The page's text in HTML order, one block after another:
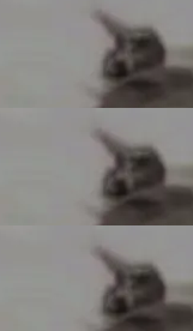
身
同
包